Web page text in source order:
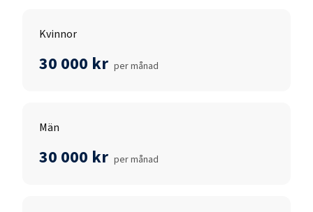
Kvinnor
30 000 kr per månad
Män
30 000 kr per månad